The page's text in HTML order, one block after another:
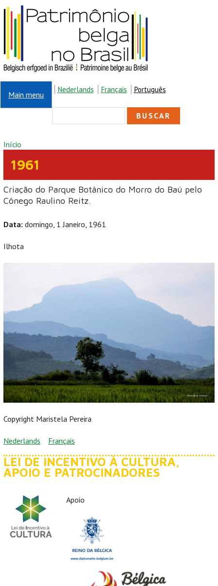
Pular para o conteúdo principal
Main menu
Nederlands Français Português
FORMULÁRIO DE
BUSCA
VOCÊ ESTÁ AQUI
Início
1961
Criação do Parque Botânico do Morro do Baú pelo
Cônego Raulino Reitz.
Data: domingo, 1 Janeiro, 1961
Ilhota
Copyright Maristela Pereira
Nederlands Français
LEI DE INCENTIVO À CULTURA,
APOIO E PATROCINADORES
Apoio